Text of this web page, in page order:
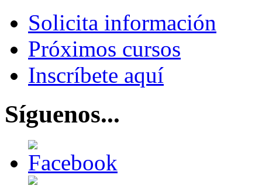
Solicita información
Próximos cursos
Inscríbete aquí
Síguenos...